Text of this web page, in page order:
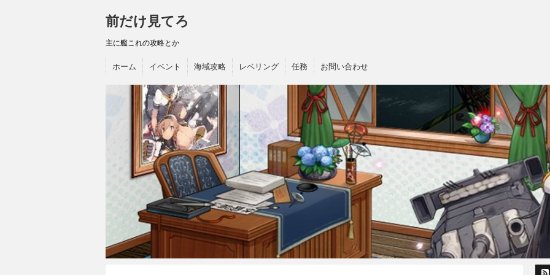
前だけ見てろ
主に艦これの攻略とか
ホーム イベント 海域攻略 レベリング 任務 お問い合わせ